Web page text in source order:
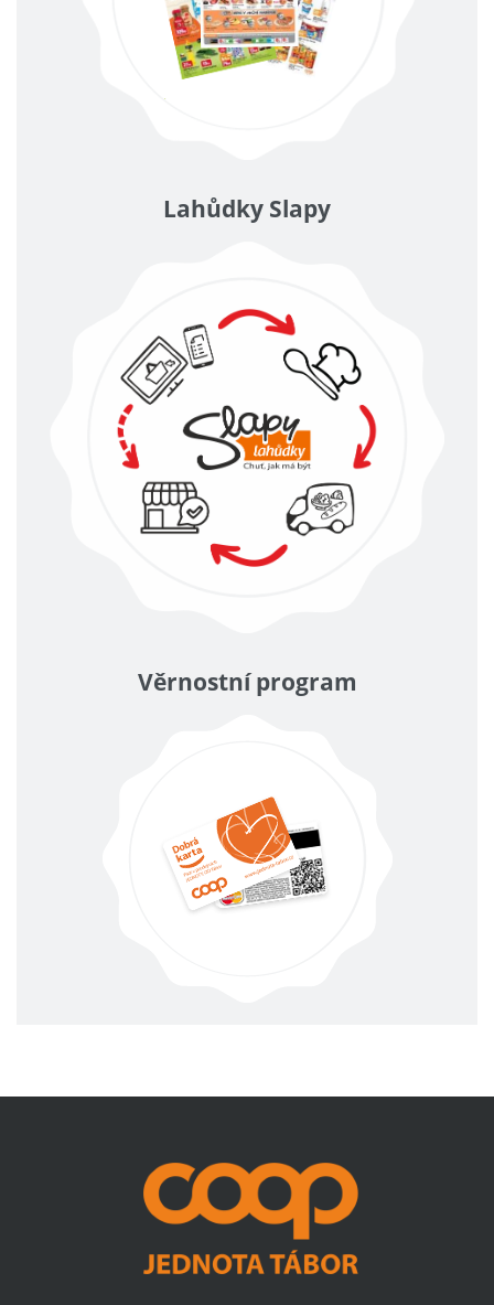
Lahůdky Slapy
Věrnostní program